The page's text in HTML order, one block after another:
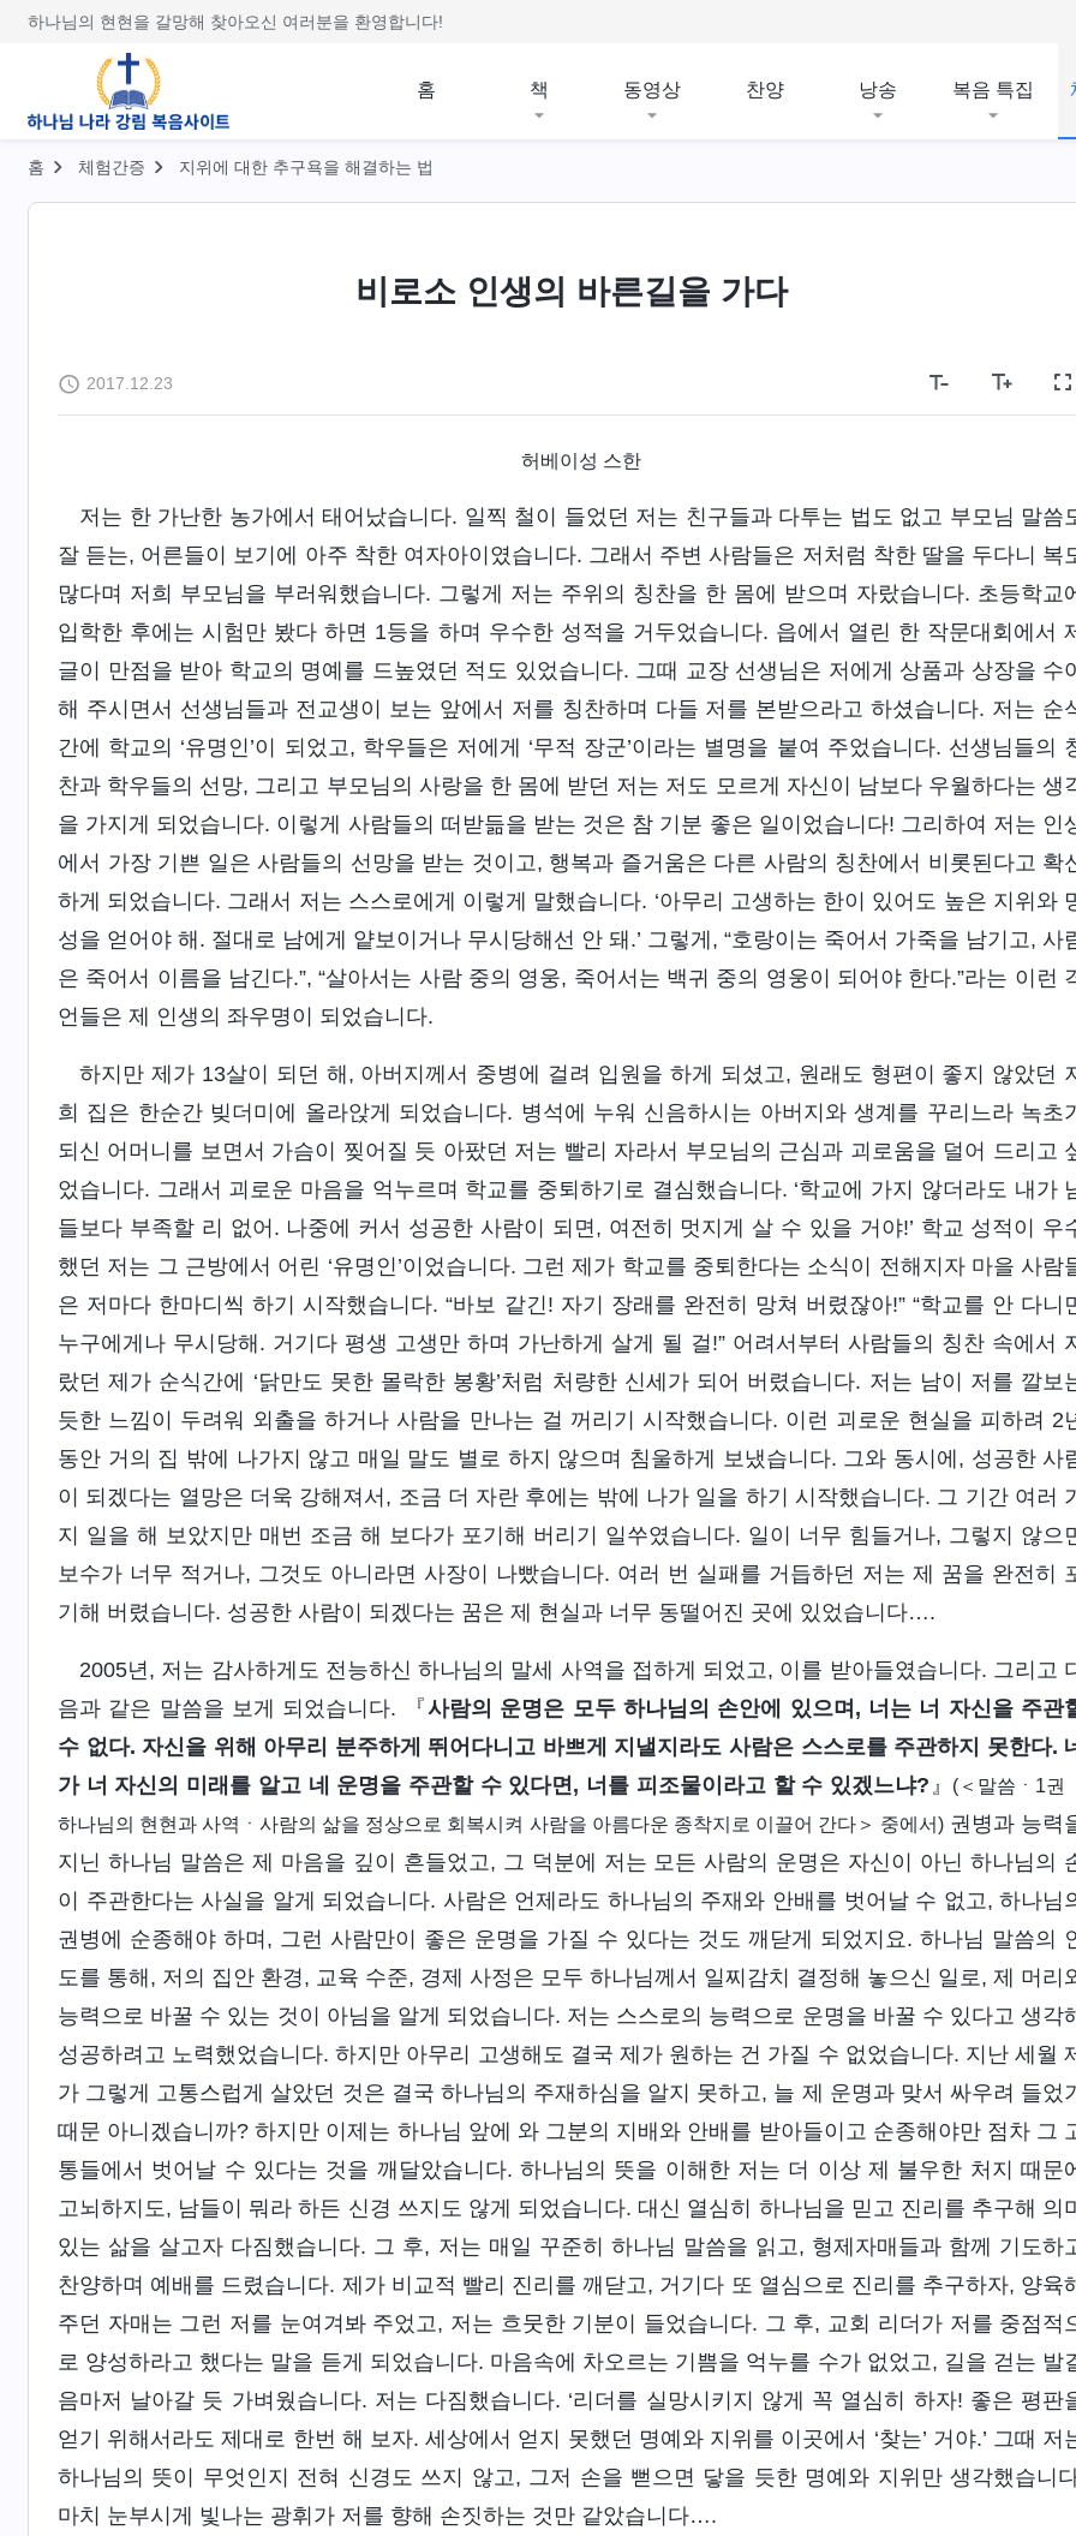
하나님의 현현을 갈망해 찾아오신 여러분을 환영합니다!
홈 책 동영상 찬양 낭송 복음 특집
홈 체험간증 지위에 대한 추구욕을 해결하는 법
비로소 인생의 바른길을 가다
2017.12.23
허베이성 스한
저는 한 가난한 농가에서 태어났습니다. 일찍 철이 들었던 저는 친구들과 다투는 법도 없고 부모님 말씀
잘 듣는, 어른들이 보기에 아주 착한 여자아이였습니다. 그래서 주변 사람들은 저처럼 착한 딸을 두다니 복
많다며 저희 부모님을 부러워했습니다. 그렇게 저는 주위의 칭찬을 한 몸에 받으며 자랐습니다. 초등학교에
입학한 후에는 시험만 봤다 하면 1등을 하며 우수한 성적을 거두었습니다. 읍에서 열린 한 작문대회에서 제
글이 만점을 받아 학교의 명예를 드높였던 적도 있었습니다. 그때 교장 선생님은 저에게 상품과 상장을 수
해 주시면서 선생님들과 전교생이 보는 앞에서 저를 칭찬하며 다들 저를 본받으라고 하셨습니다. 저는 순
간에 학교의 ‘유명인’이 되었고, 학우들은 저에게 ‘무적 장군’이라는 별명을 붙여 주었습니다. 선생님들의
찬과 학우들의 선망, 그리고 부모님의 사랑을 한 몸에 받던 저는 저도 모르게 자신이 남보다 우월하다는 생
을 가지게 되었습니다. 이렇게 사람들의 떠받듦을 받는 것은 참 기분 좋은 일이었습니다! 그리하여 저는 인
에서 가장 기쁜 일은 사람들의 선망을 받는 것이고, 행복과 즐거움은 다른 사람의 칭찬에서 비롯된다고 확
하게 되었습니다. 그래서 저는 스스로에게 이렇게 말했습니다. ‘아무리 고생하는 한이 있어도 높은 지위와
성을 얻어야 해. 절대로 남에게 얕보이거나 무시당해선 안 돼.’ 그렇게, “호랑이는 죽어서 가죽을 남기고, 사
은 죽어서 이름을 남긴다.”, “살아서는 사람 중의 영웅, 죽어서는 백귀 중의 영웅이 되어야 한다.”라는 이런
언들은 제 인생의 좌우명이 되었습니다.
하지만 제가 13살이 되던 해, 아버지께서 중병에 걸려 입원을 하게 되셨고, 원래도 형편이 좋지 않았던
희 집은 한순간 빚더미에 올라앉게 되었습니다. 병석에 누워 신음하시는 아버지와 생계를 꾸리느라 녹초
되신 어머니를 보면서 가슴이 찢어질 듯 아팠던 저는 빨리 자라서 부모님의 근심과 괴로움을 덜어 드리고
었습니다. 그래서 괴로운 마음을 억누르며 학교를 중퇴하기로 결심했습니다. ‘학교에 가지 않더라도 내가
들보다 부족할 리 없어. 나중에 커서 성공한 사람이 되면, 여전히 멋지게 살 수 있을 거야!’ 학교 성적이 우
했던 저는 그 근방에서 어린 ‘유명인’이었습니다. 그런 제가 학교를 중퇴한다는 소식이 전해지자 마을 사람
은 저마다 한마디씩 하기 시작했습니다. “바보 같긴! 자기 장래를 완전히 망쳐 버렸잖아!” “학교를 안 다니
누구에게나 무시당해. 거기다 평생 고생만 하며 가난하게 살게 될 걸!” 어려서부터 사람들의 칭찬 속에서
랐던 제가 순식간에 ‘닭만도 못한 몰락한 봉황’처럼 처량한 신세가 되어 버렸습니다. 저는 남이 저를 깔보
듯한 느낌이 두려워 외출을 하거나 사람을 만나는 걸 꺼리기 시작했습니다. 이런 괴로운 현실을 피하려 2
동안 거의 집 밖에 나가지 않고 매일 말도 별로 하지 않으며 침울하게 보냈습니다. 그와 동시에, 성공한 사
이 되겠다는 열망은 더욱 강해져서, 조금 더 자란 후에는 밖에 나가 일을 하기 시작했습니다. 그 기간 여러
지 일을 해 보았지만 매번 조금 해 보다가 포기해 버리기 일쑤였습니다. 일이 너무 힘들거나, 그렇지 않으
보수가 너무 적거나, 그것도 아니라면 사장이 나빴습니다. 여러 번 실패를 거듭하던 저는 제 꿈을 완전히
기해 버렸습니다. 성공한 사람이 되겠다는 꿈은 제 현실과 너무 동떨어진 곳에 있었습니다….
2005년, 저는 감사하게도 전능하신 하나님의 말세 사역을 접하게 되었고, 이를 받아들였습니다. 그리고
음과 같은 말씀을 보게 되었습니다. 『사람의 운명은 모두 하나님의 손안에 있으며, 너는 너 자신을 주관
수 없다. 자신을 위해 아무리 분주하게 뛰어다니고 바쁘게 지낼지라도 사람은 스스로를 주관하지 못한다. 네
가 너 자신의 미래를 알고 네 운명을 주관할 수 있다면, 너를 피조물이라고 할 수 있겠느냐? 』 (＜말씀ㆍ1권
하나님의 현현과 사역ㆍ사람의 삶을 정상으로 회복시켜 사람을 아름다운 종착지로 이끌어 간다＞ 중에서) 권병과 능력
지닌 하나님 말씀은 제 마음을 깊이 흔들었고, 그 덕분에 저는 모든 사람의 운명은 자신이 아닌 하나님의
이 주관한다는 사실을 알게 되었습니다. 사람은 언제라도 하나님의 주재와 안배를 벗어날 수 없고, 하나님
권병에 순종해야 하며, 그런 사람만이 좋은 운명을 가질 수 있다는 것도 깨닫게 되었지요. 하나님 말씀의
도를 통해, 저의 집안 환경, 교육 수준, 경제 사정은 모두 하나님께서 일찌감치 결정해 놓으신 일로, 제 머리
능력으로 바꿀 수 있는 것이 아님을 알게 되었습니다. 저는 스스로의 능력으로 운명을 바꿀 수 있다고 생각
성공하려고 노력했었습니다. 하지만 아무리 고생해도 결국 제가 원하는 건 가질 수 없었습니다. 지난 세월 제
가 그렇게 고통스럽게 살았던 것은 결국 하나님의 주재하심을 알지 못하고, 늘 제 운명과 맞서 싸우려 들었기
때문 아니겠습니까? 하지만 이제는 하나님 앞에 와 그분의 지배와 안배를 받아들이고 순종해야만 점차 그
통들에서 벗어날 수 있다는 것을 깨달았습니다. 하나님의 뜻을 이해한 저는 더 이상 제 불우한 처지 때문에
고뇌하지도, 남들이 뭐라 하든 신경 쓰지도 않게 되었습니다. 대신 열심히 하나님을 믿고 진리를 추구해 의미
있는 삶을 살고자 다짐했습니다. 그 후, 저는 매일 꾸준히 하나님 말씀을 읽고, 형제자매들과 함께 기도하
찬양하며 예배를 드렸습니다. 제가 비교적 빨리 진리를 깨닫고, 거기다 또 열심으로 진리를 추구하자, 양육
주던 자매는 그런 저를 눈여겨봐 주었고, 저는 흐뭇한 기분이 들었습니다. 그 후, 교회 리더가 저를 중점적
로 양성하라고 했다는 말을 듣게 되었습니다. 마음속에 차오르는 기쁨을 억누를 수가 없었고, 길을 걷는 발
음마저 날아갈 듯 가벼웠습니다. 저는 다짐했습니다. ‘리더를 실망시키지 않게 꼭 열심히 하자! 좋은 평판
얻기 위해서라도 제대로 한번 해 보자. 세상에서 얻지 못했던 명예와 지위를 이곳에서 ‘찾는’ 거야.’ 그때 저
하나님의 뜻이 무엇인지 전혀 신경도 쓰지 않고, 그저 손을 뻗으면 닿을 듯한 명예와 지위만 생각했습니
마치 눈부시게 빛나는 광휘가 저를 향해 손짓하는 것만 같았습니다….